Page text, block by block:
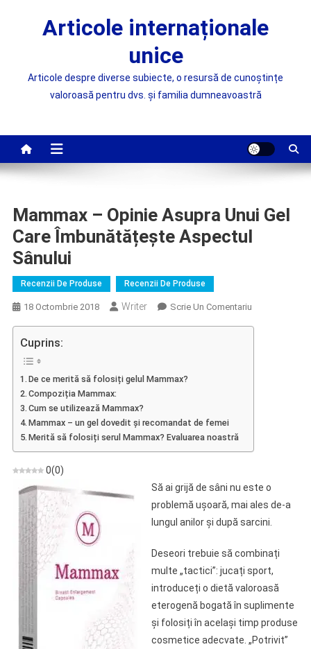
Articole internaționale
unice
Articole despre diverse subiecte, o resursă de cunoștințe
valoroasă pentru dvs. și familia dumneavoastră
Mammax – Opinie Asupra Unui Gel
Care Îmbunătățește Aspectul
Sânului
Recenzii De Produse Recenzii De Produse
18 Octombrie 2018 Writer Scrie Un ComentariuOn
Aspectul
Cuprins:
De ce merită să folosiți gelul Mammax?
Compoziția Mammax:
Cum se utilizează Mammax?
Mammax – un gel dovedit și recomandat de femei
Merită să folosiți serul Mammax? Evaluarea noastră
0(0)
Să ai grijă de sâni nu este o
problemă ușoară, mai ales de-a
lungul anilor și după sarcini.
Deseori trebuie să combinați
multe „tactici”: jucați sport,
introduceți o dietă valoroasă
eterogenă bogată în suplimente
și folosiți în același timp produse
cosmetice adecvate. „Potrivit”